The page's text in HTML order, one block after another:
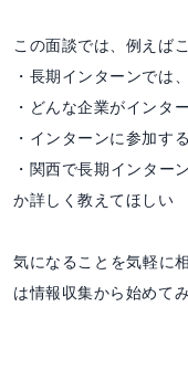
この面談では、例えば
・長期インターンでは
・どんな企業がインタ
・インターンに参加す
・関西で長期インター
か詳しく教えてほしい
気になることを気軽に
は情報収集から始めて